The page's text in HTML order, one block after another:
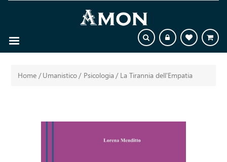
Home /Umanistico/ Psicologia / La Tirannia dell'Empatia